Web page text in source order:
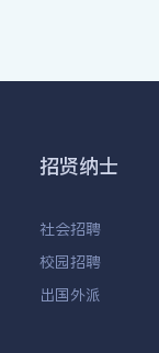
招贤纳士
社会招聘
校园招聘
出国外派